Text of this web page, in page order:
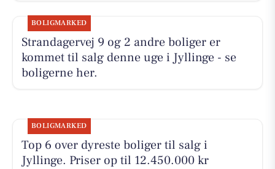
BOLIGMARKED
Strandagervej 9 og 2 andre boliger er
kommet til salg denne uge i Jyllinge - se
boligerne her.
BOLIGMARKED
Top 6 over dyreste boliger til salg i
Jyllinge. Priser op til 12.450.000 kr